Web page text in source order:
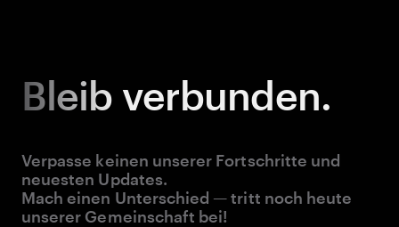
Bleib verbunden.
Verpasse keinen unserer Fortschritte und
neuesten Updates.
Mach einen Unterschied — tritt noch heute
unserer Gemeinschaft bei!